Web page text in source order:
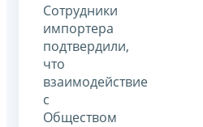
Сотрудники
импортера
подтвердили,
что
взаимодействие
с
Обществом